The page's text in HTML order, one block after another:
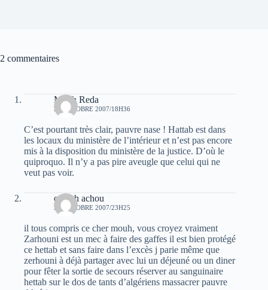
2 commentaires
Mouh Reda
24 OCTOBRE 2007/18H36
C’est pourtant très clair, pauvre nase ! Hattab est dans
les locaux du ministère de l’intérieur et n’est pas encore
mis à la disposition du ministère de la justice. D’où le
quiproquo. Il n’y a pas pire aveugle que celui qui ne
veut pas voir.
oulach achou
24 OCTOBRE 2007/23H25
il tous compris ce cher mouh, vous croyez vraiment
Zarhouni est un mec à faire des gaffes il est bien protégé
ce hettab et sans faire dans l’excès j parie même que
zerhouni à déjà partager avec lui un déjeuné ou un diner
pour fêter la sortie de secours réserver au sanguinaire
hettab sur le dos de tants d’algériens massacrer pauvre